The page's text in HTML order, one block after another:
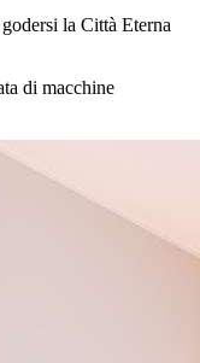
la Città Eterna
di macchine